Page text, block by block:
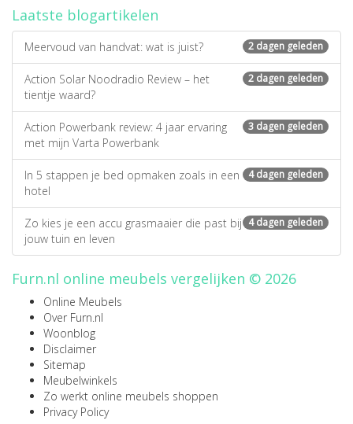
Laatste blogartikelen
2 dagen geleden
Meervoud van handvat: wat is juist?
2 dagen geleden
Action Solar Noodradio Review – het
tientje waard?
3 dagen geleden
Action Powerbank review: 4 jaar ervaring
met mijn Varta Powerbank
4 dagen geleden
In 5 stappen je bed opmaken zoals in een
hotel
4 dagen geleden
Zo kies je een accu grasmaaier die past bij
jouw tuin en leven
Furn.nl online meubels vergelijken © 2026
Online Meubels
Over Furn.nl
Woonblog
Disclaimer
Sitemap
Meubelwinkels
Zo werkt online meubels shoppen
Privacy Policy